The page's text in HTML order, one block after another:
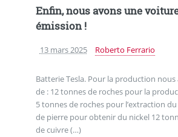
Enfin, nous avons une
émission !
13 mars 2025 Roberto Ferrario
Batterie Tesla. Pour la production nous
de : 12 tonnes de roches pour la
5 tonnes de roches pour l’extraction
de pierre pour obtenir du nickel 12
de cuivre (…)